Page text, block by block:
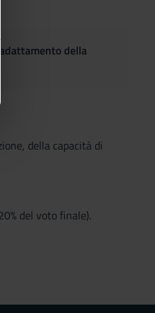
della
della capacità di
del voto finale).